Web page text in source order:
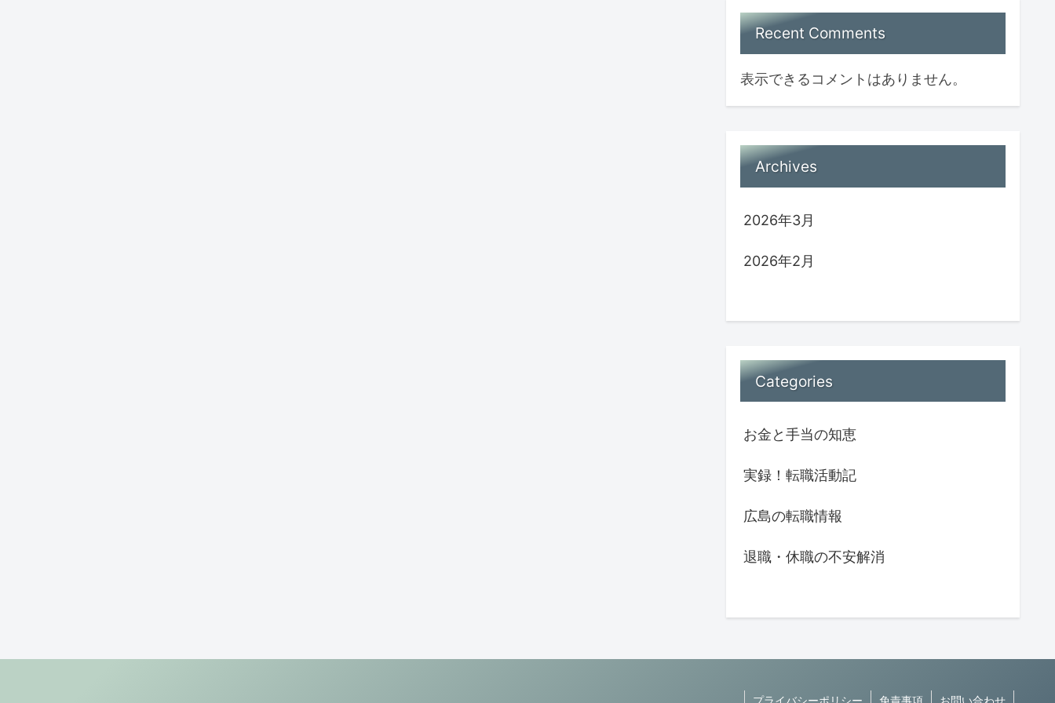
Recent Comments
表示できるコメントはありません。
Archives
2026年3月
2026年2月
Categories
お金と手当の知恵
実録！転職活動記
広島の転職情報
退職・休職の不安解消